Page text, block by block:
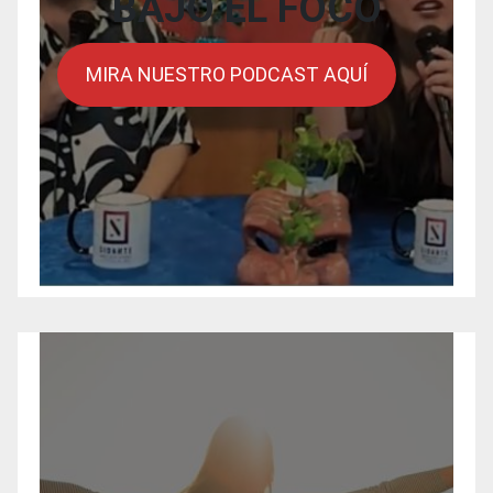
MIRA NUESTRO PODCAST AQUÍ